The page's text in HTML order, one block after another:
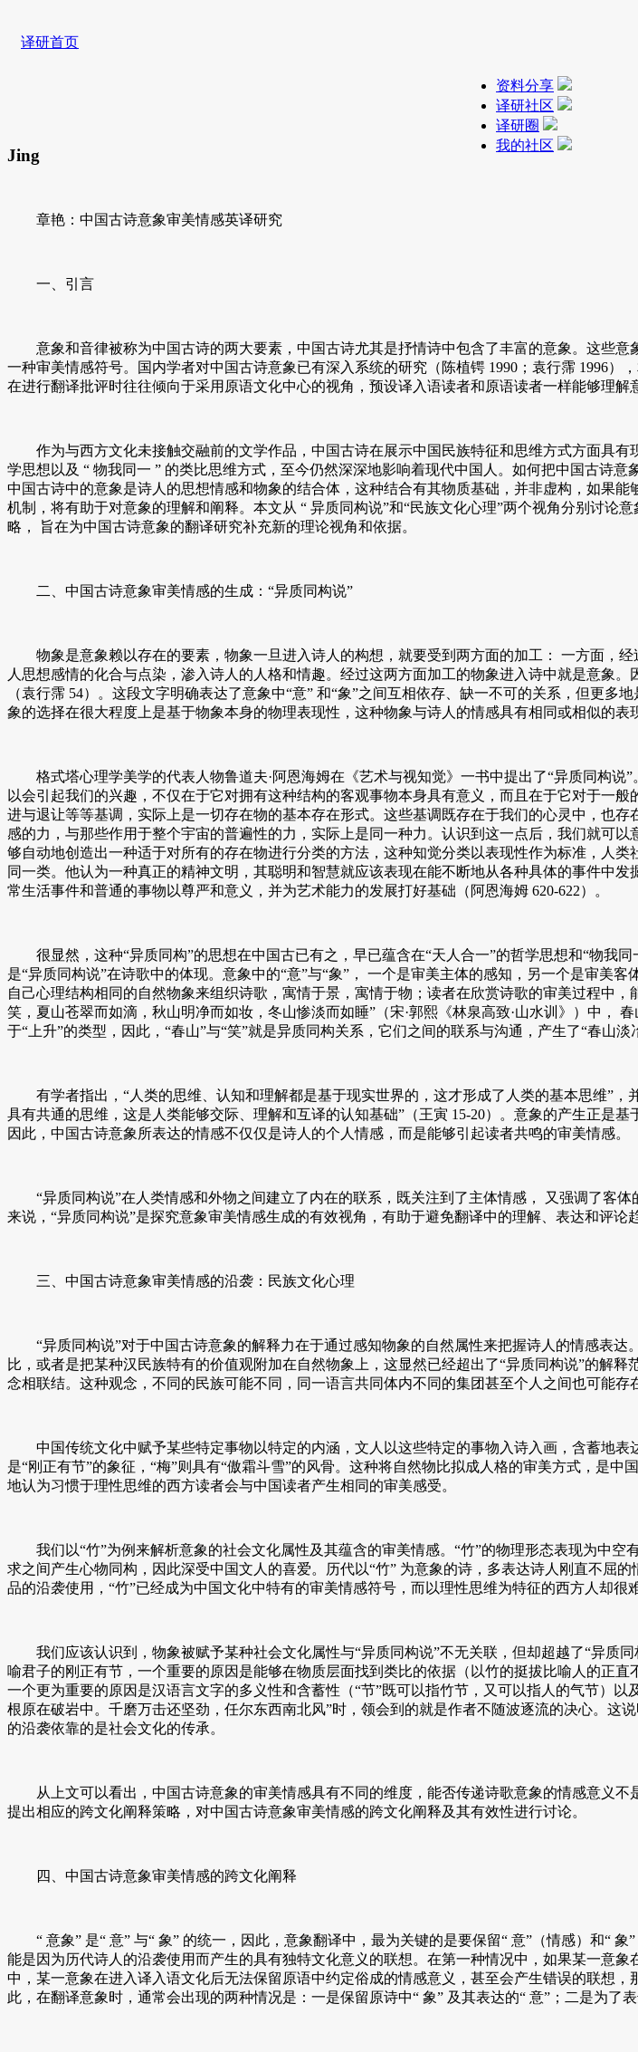
译研首页
资料分享
译研社区
译研圈
我的社区
Jing
章艳：中国古诗意象审美情感英译研究
一、引言
意象和音律被称为中国古诗的两大要素，中国古诗尤其是抒情诗中包含了丰富的意象。这些意
一种审美情感符号。国内学者对中国古诗意象已有深入系统的研究（陈植锷 1990；袁行霈 1996
在进行翻译批评时往往倾向于采用原语文化中心的视角，预设译入语读者和原语读者一样能够理
作为与西方文化未接触交融前的文学作品，中国古诗在展示中国民族特征和思维方式方面具有
学思想以及 “ 物我同一 ” 的类比思维方式，至今仍然深深地影响着现代中国人。如何把中国古诗
中国古诗中的意象是诗人的思想情感和物象的结合体，这种结合有其物质基础，并非虚构，如果
机制，将有助于对意象的理解和阐释。本文从 “ 异质同构说”和“民族文化心理”两个视角分别讨
略， 旨在为中国古诗意象的翻译研究补充新的理论视角和依据。
二、中国古诗意象审美情感的生成：“异质同构说”
物象是意象赖以存在的要素，物象一旦进入诗人的构想，就要受到两方面的加工： 一方面，
人思想感情的化合与点染，渗入诗人的人格和情趣。经过这两方面加工的物象进入诗中就是意象
（袁行霈 54）。这段文字明确表达了意象中“意” 和“象”之间互相依存、缺一不可的关系，但更
象的选择在很大程度上是基于物象本身的物理表现性，这种物象与诗人的情感具有相同或相似的表
格式塔心理学美学的代表人物鲁道夫·阿恩海姆在《艺术与视知觉》一书中提出了“异质同构说
以会引起我们的兴趣，不仅在于它对拥有这种结构的客观事物本身具有意义，而且在于它对于一
进与退让等等基调，实际上是一切存在物的基本存在形式。这些基调既存在于我们的心灵中，也
感的力，与那些作用于整个宇宙的普遍性的力，实际上是同一种力。认识到这一点后，我们就可
够自动地创造出一种适于对所有的存在物进行分类的方法，这种知觉分类以表现性作为标准，人
同一类。他认为一种真正的精神文明，其聪明和智慧就应该表现在能不断地从各种具体的事件中
常生活事件和普通的事物以尊严和意义，并为艺术能力的发展打好基础（阿恩海姆 620-622）。
很显然，这种“异质同构”的思想在中国古已有之，早已蕴含在“天人合一”的哲学思想和“物我
是“异质同构说”在诗歌中的体现。意象中的“意”与“象”， 一个是审美主体的感知，另一个是审美
自己心理结构相同的自然物象来组织诗歌，寓情于景，寓情于物；读者在欣赏诗歌的审美过程中
笑，夏山苍翠而如滴，秋山明净而如妆，冬山惨淡而如睡”（宋·郭熙《林泉高致·山水训》）中，
于“上升”的类型，因此，“春山”与“笑”就是异质同构关系，它们之间的联系与沟通，产生了“春山
有学者指出，“人类的思维、认知和理解都是基于现实世界的，这才形成了人类的基本思维”，
具有共通的思维，这是人类能够交际、理解和互译的认知基础”（王寅 15-20）。意象的产生正是
因此，中国古诗意象所表达的情感不仅仅是诗人的个人情感，而是能够引起读者共鸣的审美情感。
“异质同构说”在人类情感和外物之间建立了内在的联系，既关注到了主体情感， 又强调了客
来说，“异质同构说”是探究意象审美情感生成的有效视角，有助于避免翻译中的理解、表达和评论
三、中国古诗意象审美情感的沿袭：民族文化心理
“异质同构说”对于中国古诗意象的解释力在于通过感知物象的自然属性来把握诗人的情感表达
比，或者是把某种汉民族特有的价值观附加在自然物象上，这显然已经超出了“异质同构说”的解
念相联结。这种观念，不同的民族可能不同，同一语言共同体内不同的集团甚至个人之间也可能
中国传统文化中赋予某些特定事物以特定的内涵，文人以这些特定的事物入诗入画，含蓄地表
是“刚正有节”的象征，“梅”则具有“傲霜斗雪”的风骨。这种将自然物比拟成人格的审美方式，是
地认为习惯于理性思维的西方读者会与中国读者产生相同的审美感受。
我们以“竹”为例来解析意象的社会文化属性及其蕴含的审美情感。“竹”的物理形态表现为中空
求之间产生心物同构，因此深受中国文人的喜爱。历代以“竹” 为意象的诗，多表达诗人刚直不屈
品的沿袭使用，“竹”已经成为中国文化中特有的审美情感符号，而以理性思维为特征的西方人却
我们应该认识到，物象被赋予某种社会文化属性与“异质同构说”不无关联，但却超越了“异质
喻君子的刚正有节，一个重要的原因是能够在物质层面找到类比的依据（以竹的挺拔比喻人的正
一个更为重要的原因是汉语言文字的多义性和含蓄性（“节”既可以指竹节，又可以指人的气节）
根原在破岩中。千磨万击还坚劲，任尔东西南北风”时，领会到的就是作者不随波逐流的决心。
的沿袭依靠的是社会文化的传承。
从上文可以看出，中国古诗意象的审美情感具有不同的维度，能否传递诗歌意象的情感意义不
提出相应的跨文化阐释策略，对中国古诗意象审美情感的跨文化阐释及其有效性进行讨论。
四、中国古诗意象审美情感的跨文化阐释
“ 意象” 是“ 意” 与“ 象” 的统一，因此，意象翻译中，最为关键的是要保留“ 意”（情感）和“
能是因为历代诗人的沿袭使用而产生的具有独特文化意义的联想。在第一种情况中，如果某一意
中，某一意象在进入译入语文化后无法保留原语中约定俗成的情感意义，甚至会产生错误的联想
此，在翻译意象时，通常会出现的两种情况是：一是保留原诗中“ 象” 及其表达的“ 意”；二是为了表